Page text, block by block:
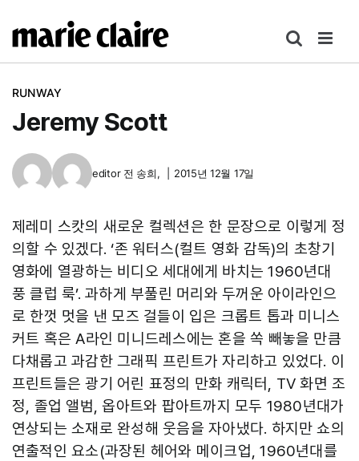
텐
RUNWAY
Jeremy Scott
editor 전 송희, 2015년 12월 17일
제레미 스캇의 새로운 컬렉션은 한 문장으로 이렇게 정
의할 수 있겠다. ‘존 워터스(컬트 영화 감독)의 초창기
영화에 열광하는 비디오 세대에게 바치는 1960년대
풍 클럽 룩’. 과하게 부풀린 머리와 두꺼운 아이라인으
로 한껏 멋을 낸 모즈 걸들이 입은 크롭트 톱과 미니스
커트 혹은 A라인 미니드레스에는 혼을 쏙 빼놓을 만큼
다채롭고 과감한 그래픽 프린트가 자리하고 있었다. 이
프린트들은 광기 어린 표정의 만화 캐릭터, TV 화면 조
정, 졸업 앨범, 옵아트와 팝아트까지 모두 1980년대가
연상되는 소재로 완성해 웃음을 자아냈다. 하지만 쇼의
연출적인 요소(과장된 헤어와 메이크업, 1960년대를